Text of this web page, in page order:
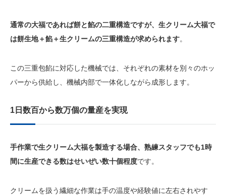
通常の大福であれば餅と餡の二重構造ですが、生クリーム大福で
は餅生地＋餡＋生クリームの三重構造が求められます。
この三重包餡に対応した機械では、それぞれの素材を別々のホッ
パーから供給し、機械内部で一体化しながら成形します。
1日数百から数万個の量産を実現
手作業で生クリーム大福を製造する場合、熟練スタッフでも1時
間に生産できる数はせいぜい数十個程度です。
クリームを扱う繊細な作業は手の温度や経験値に左右されやす